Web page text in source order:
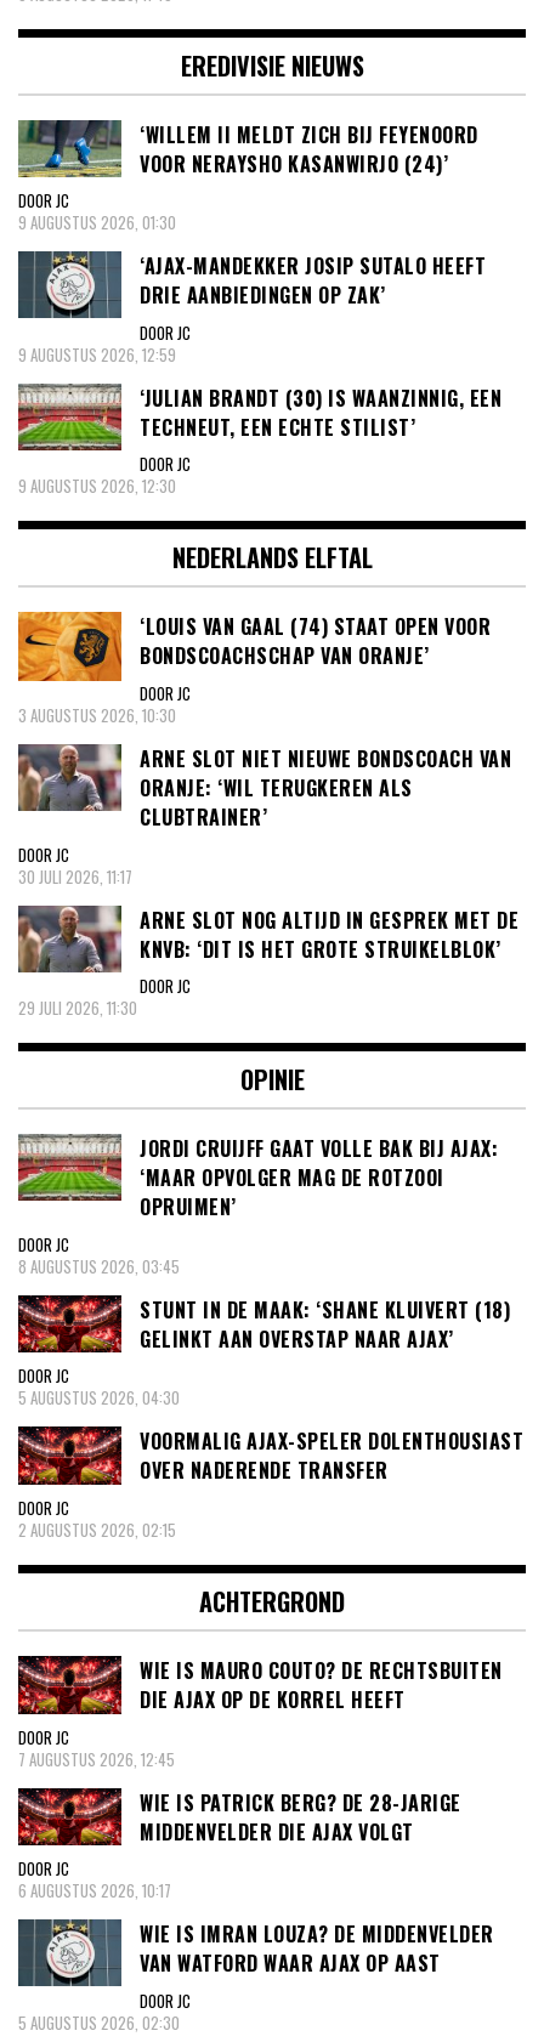
EREDIVISIE NIEUWS
‘WILLEM II MELDT ZICH BIJ FEYENOORD
VOOR NERAYSHO KASANWIRJO (24)’
DOOR JC
9 AUGUSTUS 2026, 01:30
‘AJAX-MANDEKKER JOSIP SUTALO HEEFT
DRIE AANBIEDINGEN OP ZAK’
DOOR JC
9 AUGUSTUS 2026, 12:59
‘JULIAN BRANDT (30) IS WAANZINNIG, EEN
TECHNEUT, EEN ECHTE STILIST’
DOOR JC
9 AUGUSTUS 2026, 12:30
NEDERLANDS ELFTAL
‘LOUIS VAN GAAL (74) STAAT OPEN VOOR
BONDSCOACHSCHAP VAN ORANJE’
DOOR JC
3 AUGUSTUS 2026, 10:30
ARNE SLOT NIET NIEUWE BONDSCOACH VAN
ORANJE: ‘WIL TERUGKEREN ALS
CLUBTRAINER’
DOOR JC
30 JULI 2026, 11:17
ARNE SLOT NOG ALTIJD IN GESPREK MET DE
KNVB: ‘DIT IS HET GROTE STRUIKELBLOK’
DOOR JC
29 JULI 2026, 11:30
OPINIE
JORDI CRUIJFF GAAT VOLLE BAK BIJ AJAX:
‘MAAR OPVOLGER MAG DE ROTZOOI
OPRUIMEN’
DOOR JC
8 AUGUSTUS 2026, 03:45
STUNT IN DE MAAK: ‘SHANE KLUIVERT (18)
GELINKT AAN OVERSTAP NAAR AJAX’
DOOR JC
5 AUGUSTUS 2026, 04:30
VOORMALIG AJAX-SPELER DOLENTHOUSIAST
OVER NADERENDE TRANSFER
DOOR JC
2 AUGUSTUS 2026, 02:15
ACHTERGROND
WIE IS MAURO COUTO? DE RECHTSBUITEN
DIE AJAX OP DE KORREL HEEFT
DOOR JC
7 AUGUSTUS 2026, 12:45
WIE IS PATRICK BERG? DE 28-JARIGE
MIDDENVELDER DIE AJAX VOLGT
DOOR JC
6 AUGUSTUS 2026, 10:17
WIE IS IMRAN LOUZA? DE MIDDENVELDER
VAN WATFORD WAAR AJAX OP AAST
DOOR JC
5 AUGUSTUS 2026, 02:30